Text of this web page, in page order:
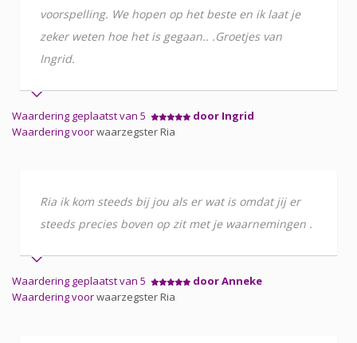
voorspelling. We hopen op het beste en ik laat je
zeker weten hoe het is gegaan.. .Groetjes van
Ingrid.
Waardering geplaatst van 5
door Ingrid
Waardering voorwaarzegster Ria
Ria ik kom steeds bij jou als er wat is omdat jij er
steeds precies boven op zit met je waarnemingen .
Waardering geplaatst van 5
door Anneke
Waardering voorwaarzegster Ria